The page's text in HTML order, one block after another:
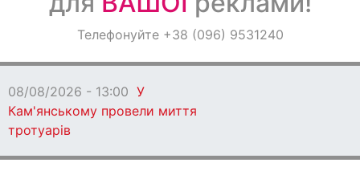
ОголошенняТелефонуйте +38 (096) 9531240